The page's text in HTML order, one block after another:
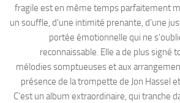
fragile est en même temps parfaitement
un souffle, d’une intimité prenante, d’une
portée émotionnelle qui ne
reconnaissable. Elle a de plus signé
mélodies somptueuses et aux
présence de la trompette de Jon Hassel
C’est un album extraordinaire, qui tranche